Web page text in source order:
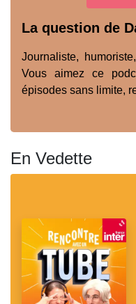
La question de
Journaliste,
Vous aimez ce
épisodes sans limite,
En Vedette